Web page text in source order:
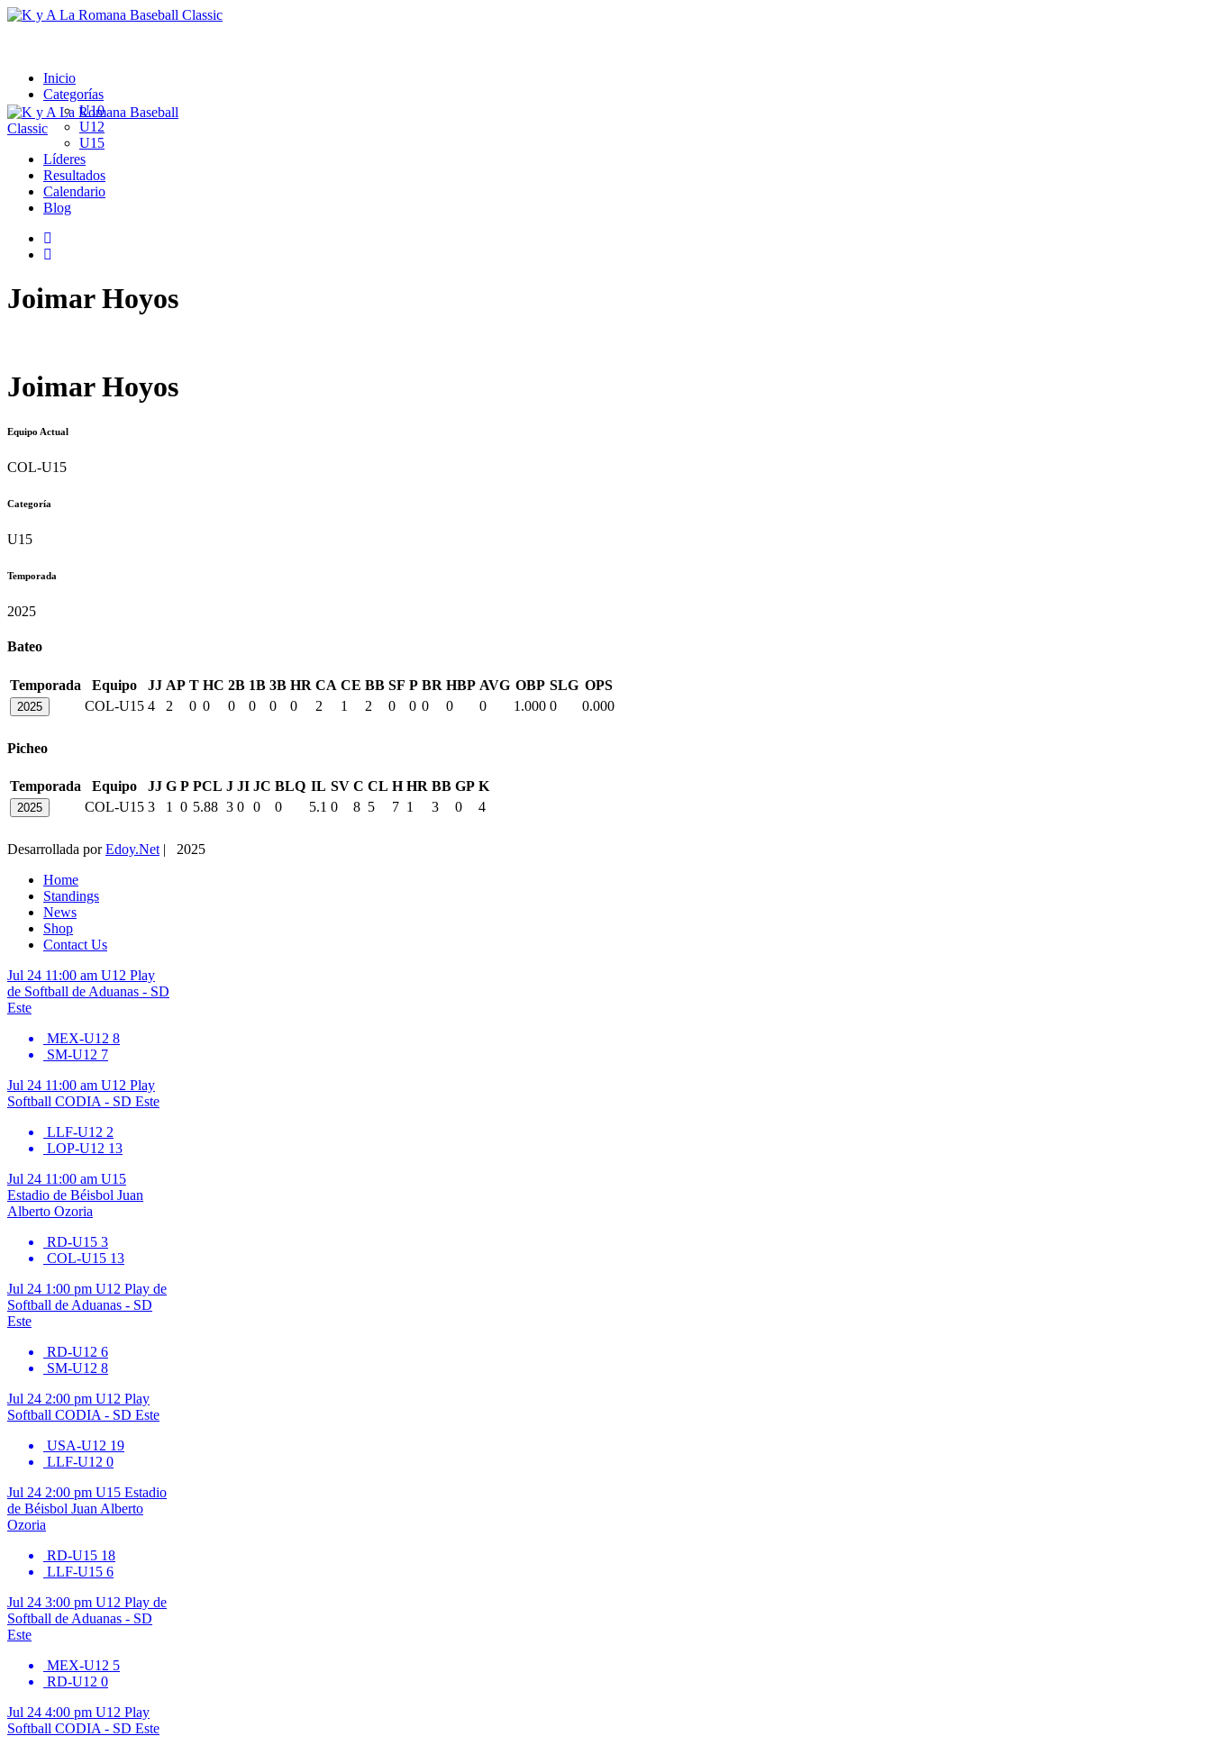
Inicio
Categorías
U10
U12
U15
Líderes
Resultados
Calendario
Blog
Joimar Hoyos
Joimar Hoyos
Equipo Actual
COL-U15
Categoría
U15
Temporada
2025
Bateo
Temporada Equipo JJ AP T HC 2B 1B 3B HR CA CE BB SF P BR HBP AVG OBP SLG OPS
2025 COL-U15 4 2 0 0 0 0 0 0 2 1 2 0 0 0 0 0 1.000 0 0.000
Picheo
Temporada Equipo JJ G P PCL J JI JC BLQ IL SV C CL H HR BB GP K
2025 COL-U15 3 1 0 5.88 3 0 0 0 5.1 0 8 5 7 1 3 0 4
Desarrollada porEdoy.Net | 2025
Home
Standings
News
Shop
Contact Us
Jul 24 11:00 am U12 Play
de Softball de Aduanas - SD
Este
MEX-U12 8
SM-U12 7
Jul 24 11:00 am U12 Play
Softball CODIA - SD Este
LLF-U12 2
LOP-U12 13
Jul 24 11:00 am U15
Estadio de Béisbol Juan
Alberto Ozoria
RD-U15 3
COL-U15 13
Jul 24 1:00 pm U12 Play de
Softball de Aduanas - SD
Este
RD-U12 6
SM-U12 8
Jul 24 2:00 pm U12 Play
Softball CODIA - SD Este
USA-U12 19
LLF-U12 0
Jul 24 2:00 pm U15 Estadio
de Béisbol Juan Alberto
Ozoria
RD-U15 18
LLF-U15 6
Jul 24 3:00 pm U12 Play de
Softball de Aduanas - SD
Este
MEX-U12 5
RD-U12 0
Jul 24 4:00 pm U12 Play
Softball CODIA - SD Este